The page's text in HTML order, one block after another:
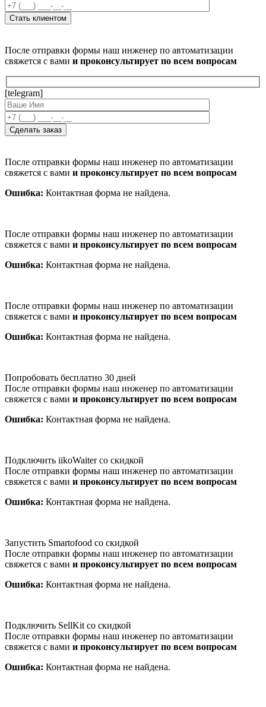
После отправки формы наш инженер по автоматизации
свяжется с вами и проконсультирует по всем вопросам
[telegram]
После отправки формы наш инженер по автоматизации
свяжется с вами и проконсультирует по всем вопросам
Ошибка: Контактная форма не найдена.
После отправки формы наш инженер по автоматизации
свяжется с вами и проконсультирует по всем вопросам
Ошибка: Контактная форма не найдена.
После отправки формы наш инженер по автоматизации
свяжется с вами и проконсультирует по всем вопросам
Ошибка: Контактная форма не найдена.
Попробовать бесплатно 30 дней
После отправки формы наш инженер по автоматизации
свяжется с вами и проконсультирует по всем вопросам
Ошибка: Контактная форма не найдена.
Подключить iikoWaiter со скидкой
После отправки формы наш инженер по автоматизации
свяжется с вами и проконсультирует по всем вопросам
Ошибка: Контактная форма не найдена.
Запустить Smartofood со скидкой
После отправки формы наш инженер по автоматизации
свяжется с вами и проконсультирует по всем вопросам
Ошибка: Контактная форма не найдена.
Подключить SellKit со скидкой
После отправки формы наш инженер по автоматизации
свяжется с вами и проконсультирует по всем вопросам
Ошибка: Контактная форма не найдена.